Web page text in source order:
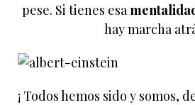
pese. Si tienes esa
hay marcha
¡ Todos hemos sido y somos,